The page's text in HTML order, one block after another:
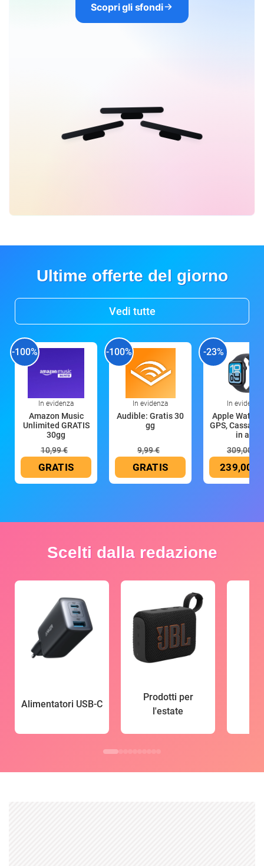
Scopri gli sfondi
Ultime offerte del giorno
Vedi tutte
-100%
In evidenza
Amazon Music
Unlimited GRATIS
30gg
10,99 €
GRATIS
-100%
In evidenza
Audible: Gratis 30
gg
9,99 €
GRATIS
-23%
In evidenza
Apple Watch
GPS, Cassa
in all
309,00 €
239,00 €
Scelti dalla redazione
Alimentatori USB-C
Prodotti per
l'estate